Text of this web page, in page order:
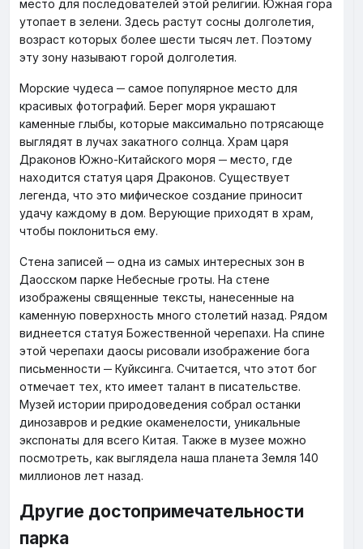
место для последователей этой религии. Южная гора
утопает в зелени. Здесь растут сосны долголетия,
возраст которых более шести тысяч лет. Поэтому
эту зону называют горой долголетия.
Морские чудеса ─ самое популярное место для
красивых фотографий. Берег моря украшают
каменные глыбы, которые максимально потрясающе
выглядят в лучах закатного солнца. Храм царя
Драконов Южно-Китайского моря ─ место, где
находится статуя царя Драконов. Существует
легенда, что это мифическое создание приносит
удачу каждому в дом. Верующие приходят в храм,
чтобы поклониться ему.
Стена записей ─ одна из самых интересных зон в
Даосском парке Небесные гроты. На стене
изображены священные тексты, нанесенные на
каменную поверхность много столетий назад. Рядом
виднеется статуя Божественной черепахи. На спине
этой черепахи даосы рисовали изображение бога
письменности ─ Куйксинга. Считается, что этот бог
отмечает тех, кто имеет талант в писательстве.
Музей истории природоведения собрал останки
динозавров и редкие окаменелости, уникальные
экспонаты для всего Китая. Также в музее можно
посмотреть, как выглядела наша планета Земля 140
миллионов лет назад.
Другие достопримечательности
парка